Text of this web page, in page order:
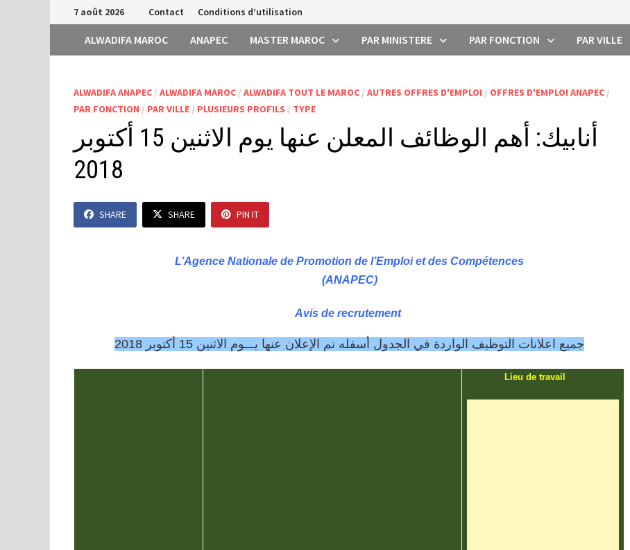
Passer
au
contenu
7 août 2026 Contact Conditions d’utilisation
ALWADIFA MAROC ANAPEC MASTER MAROC PAR MINISTERE PAR FONCTION PAR VILLE
ALWADIFA ANAPEC /ALWADIFA MAROC /ALWADIFA TOUT LE MAROC /AUTRES OFFRES D'EMPLOI / OFFRES D'EMPLOI ANAPEC /
PAR FONCTION / PAR VILLE / PLUSIEURS PROFILS / TYPE
أنابيك: أهم الوظائف المعلن عنها يوم الاثنين 15 أكتوبر
2018
SHARE SHARE PIN IT
L’Agence Nationale de Promotion de l’Emploi et des Compétences
(ANAPEC)
Avis de recrutement
جميع اعلانات التوظيف الواردة في الجدول أسفله تم الإعلان عنها يـــوم الاثنين 15 أكتوبر 2018
Lieu de travail